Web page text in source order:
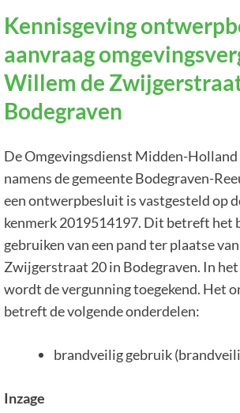
Kennisgeving
aanvraag
Willem de
Bodegraven
De Omgevingsdienst Midden-
namens de gemeente Bodegraven-
een ontwerpbesluit is vastgesteld op
kenmerk 2019514197. Dit betreft het
gebruiken van een pand ter plaatse
Zwijgerstraat 20 in Bodegraven. In
wordt de vergunning toegekend. Het
betreft de volgende onderdelen:
brandveilig gebruik
Inzage